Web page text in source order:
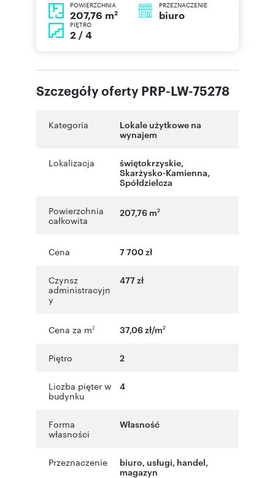
POWIERZCHNIA
207,76 m2
PRZEZNACZENIE
biuro
PIĘTRO
2 / 4
Szczegóły oferty PRP-LW-75278
Kategoria
Lokale użytkowe na
wynajem
Lokalizacja świętokrzyskie,
Skarżysko-Kamienna,
Spółdzielcza
Powierzchnia
całkowita
207,76 m2
Cena 7 700 zł
Czynsz
administracyjn
y
477 zł
Cena za m2 37,06 zł/m2
Piętro 2
Liczba pięter w
budynku
4
Forma
własności
Własność
Przeznaczenie biuro, usługi, handel,
magazyn